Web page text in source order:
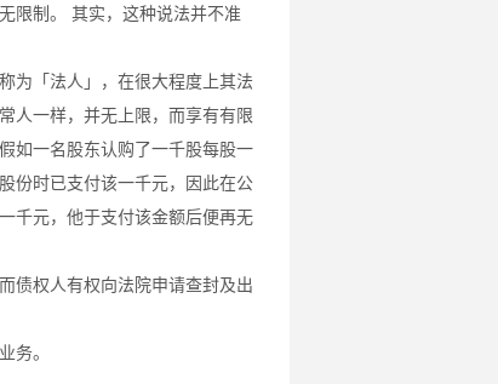
限制。 其实，这种说法并不准
为「法人」，在很大程度上其法
人一样，并无上限，而享有有限
如一名股东认购了一千股每股一
份时已支付该一千元，因此在公
千元，他于支付该金额后便再无
债权人有权向法院申请查封及出
务。